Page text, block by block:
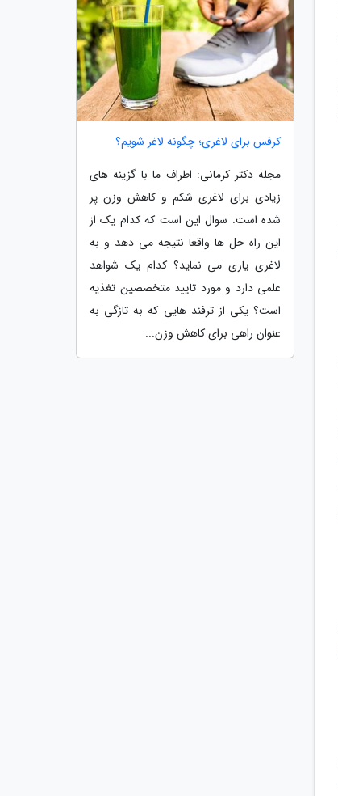
کرفس برای لاغری؛ چگونه لاغر شویم؟
مجله دکتر کرمانی: اطراف ما با گزینه های
زیادی برای لاغری شکم و کاهش وزن پر
شده است. سوال این است که کدام یک از
این راه حل ها واقعا نتیجه می دهد و به
لاغری یاری می نماید؟ کدام یک شواهد
علمی دارد و مورد تایید متخصصین تغذیه
است؟ یکی از ترفند هایی که به تازگی به
عنوان راهی برای کاهش وزن...